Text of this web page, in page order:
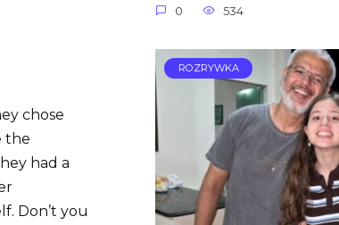
chose
the
had a
Don’t you
0 534
ROZRYWKA